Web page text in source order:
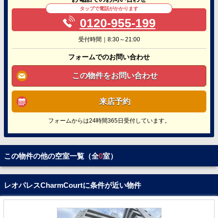
タップで電話がかかります
0120-955-199
受付時間｜8:30～21:00
フォームでのお問い合わせ
この物件をお問い合わせ
来店予約
フォームからは24時間365日受付しています。
この物件の他の空室一覧（全0室）
レオパレスCharmCourtに条件が近い物件